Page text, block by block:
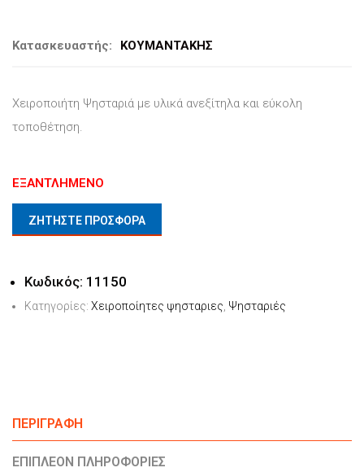
Κατασκευαστής: ΚΟΥΜΑΝΤΑΚΗΣ
Χειροποιήτη Ψησταριά με υλικά ανεξίτηλα και εύκολη
τοποθέτηση.
ΕΞΑΝΤΛΗΜΈΝΟ
ΖΗΤΗΣΤΕ ΠΡΟΣΦΟΡΑ
Κωδικός: 11150
Κατηγορίες: Χειροποίητες ψησταριες Ψησταριές
ΠΕΡΙΓΡΑΦΉ
ΕΠΙΠΛΈΟΝ ΠΛΗΡΟΦΟΡΊΕΣ